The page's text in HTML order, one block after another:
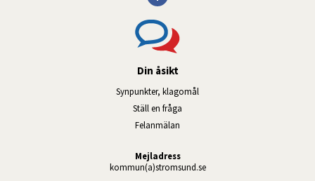
Din åsikt
Synpunkter, klagomål
Ställ en fråga
Felanmälan
Mejladress
kommun(a)stromsund.se